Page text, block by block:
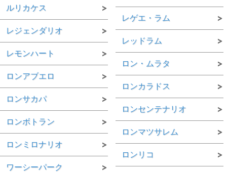
ルリカケス
レジェンダリオ
レモンハート
ロンアブエロ
ロンサカパ
ロンボトラン
ロンミロナリオ
ワーシーパーク
レゲエ・ラム
レッドラム
ロン・ムラタ
ロンカラドス
ロンセンテナリオ
ロンマツサレム
ロンリコ